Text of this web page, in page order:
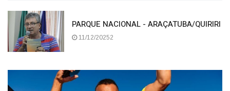
26/01/20261
PARQUE NACIONAL - ARAÇATUBA/QUIRIRI
11/12/20252